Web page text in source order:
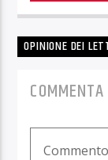
OPINIONE DEI
COMMENTA